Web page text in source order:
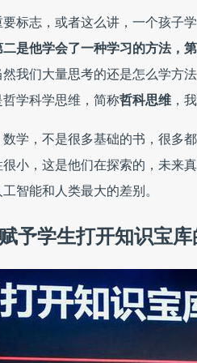
标志，或者这么讲，一个孩子
是他学会了一种学习的方法，
我们大量思考的还是怎么学方
学科学思维，简称哲科思维 ，
学，不是很多基础的书，很多
小，这是他们在探索的，未来
智能和人类最大的差别。
予学生打开知识宝库